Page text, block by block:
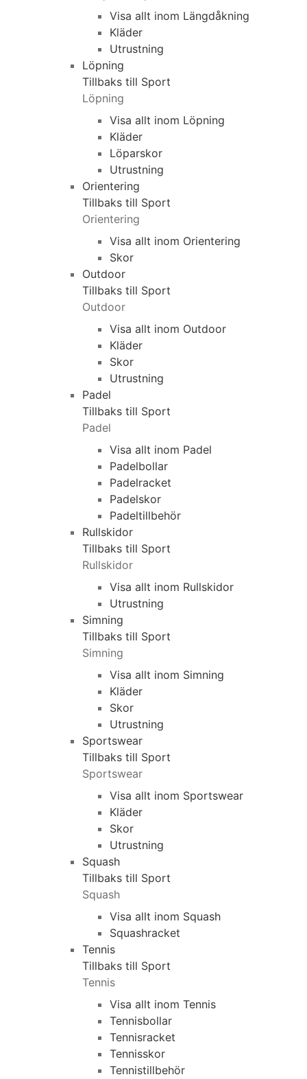
Visa allt inom Längdåkning
Kläder
Utrustning
Löpning
Tillbaks till Sport
Löpning
Visa allt inom Löpning
Kläder
Löparskor
Utrustning
Orientering
Tillbaks till Sport
Orientering
Visa allt inom Orientering
Skor
Outdoor
Tillbaks till Sport
Outdoor
Visa allt inom Outdoor
Kläder
Skor
Utrustning
Padel
Tillbaks till Sport
Padel
Visa allt inom Padel
Padelbollar
Padelracket
Padelskor
Padeltillbehör
Rullskidor
Tillbaks till Sport
Rullskidor
Visa allt inom Rullskidor
Utrustning
Simning
Tillbaks till Sport
Simning
Visa allt inom Simning
Kläder
Skor
Utrustning
Sportswear
Tillbaks till Sport
Sportswear
Visa allt inom Sportswear
Kläder
Skor
Utrustning
Squash
Tillbaks till Sport
Squash
Visa allt inom Squash
Squashracket
Tennis
Tillbaks till Sport
Tennis
Visa allt inom Tennis
Tennisbollar
Tennisracket
Tennisskor
Tennistillbehör